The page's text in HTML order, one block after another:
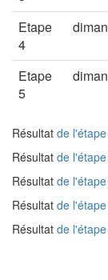
Etape
4
Etape
5
Résultat de
Résultat de
Résultat de
Résultat de
Résultat de